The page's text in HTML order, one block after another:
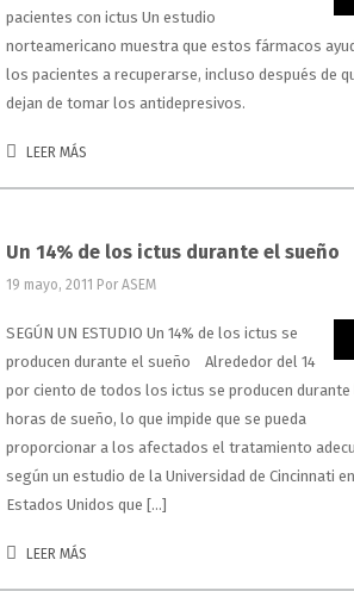
pacientes con ictus Un estudio
norteamericano muestra que estos fármacos
los pacientes a recuperarse, incluso después de
dejan de tomar los antidepresivos.
LEER MÁS
Un 14% de los ictus durante el sueño
19 mayo, 2011 Por ASEM
SEGÚN UN ESTUDIO Un 14% de los ictus se
producen durante el sueño Alrededor del 14
por ciento de todos los ictus se producen durante
horas de sueño, lo que impide que se pueda
proporcionar a los afectados el tratamiento
según un estudio de la Universidad de Cincinnati en
Estados Unidos que […]
LEER MÁS